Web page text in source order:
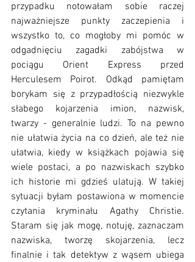
przypadku notowałam sobie raczej
najważniejsze punkty zaczepienia i
wszystko to, co mogłoby mi pomóc w
odgadnięciu zagadki zabójstwa w
pociągu Orient Express przed
Herculesem Poirot. Odkąd pamiętam
borykam się z przypadłością niezwykle
słabego kojarzenia imion, nazwisk,
twarzy - generalnie ludzi. To na pewno
nie ułatwia życia na co dzień, ale też nie
ułatwia, kiedy w książkach pojawia się
wiele postaci, a po nazwiskach szybko
ich historie mi gdzieś ulatują. W takiej
sytuacji byłam postawiona w momencie
czytania kryminału Agathy Christie.
Staram się jak mogę, notuję, zaznaczam
nazwiska, tworzę skojarzenia, lecz
finalnie i tak detektyw z wąsem ubiega